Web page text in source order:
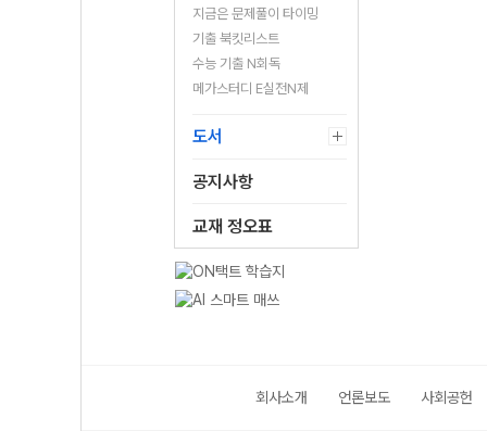
지금은 문제풀이 타이밍
기출 북킷리스트
수능 기출 N회독
메가스터디 E실전N제
도서
공지사항
교재 정오표
회사소개 언론보도 사회공헌